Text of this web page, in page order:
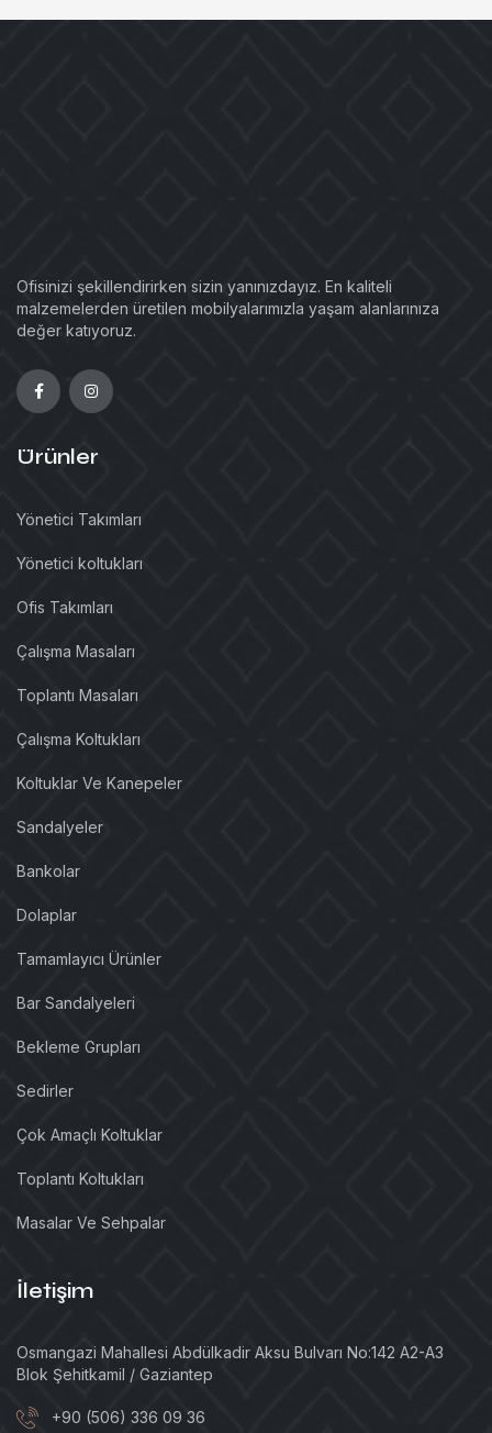
Ofisinizi şekillendirirken sizin yanınızdayız. En kaliteli
malzemelerden üretilen mobilyalarımızla yaşam alanlarınıza
değer katıyoruz.
Ürünler
Yönetici Takımları
Yönetici koltukları
Ofis Takımları
Çalışma Masaları
Toplantı Masaları
Çalışma Koltukları
Koltuklar Ve Kanepeler
Sandalyeler
Bankolar
Dolaplar
Tamamlayıcı Ürünler
Bar Sandalyeleri
Bekleme Grupları
Sedirler
Çok Amaçlı Koltuklar
Toplantı Koltukları
Masalar Ve Sehpalar
İletişim
Osmangazi Mahallesi Abdülkadir Aksu Bulvarı No:142 A2-A3
Blok Şehitkamil / Gaziantep
+90 (506) 336 09 36